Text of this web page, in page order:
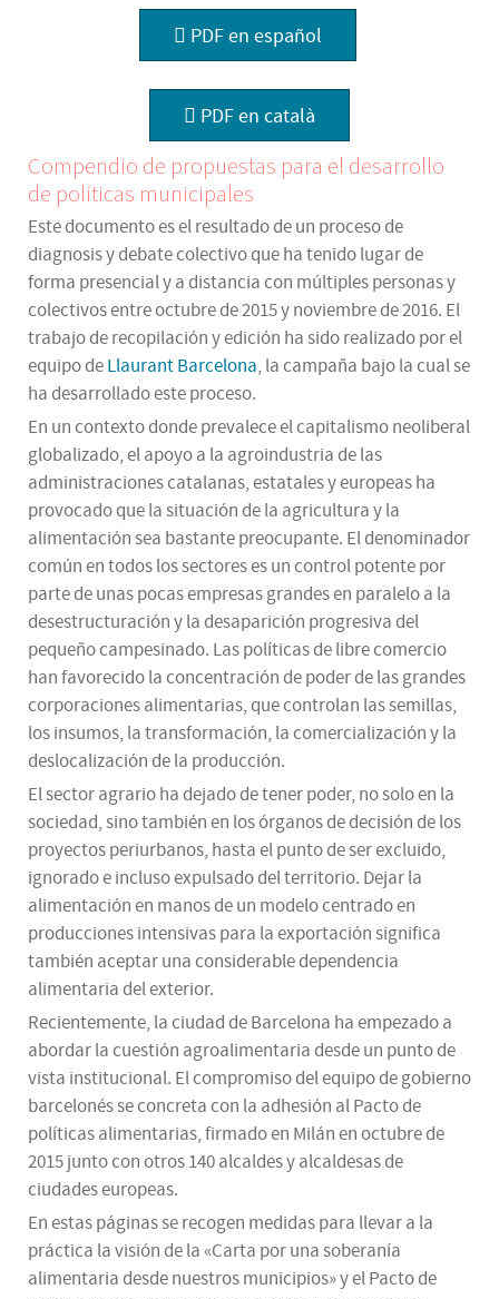
PDF en español
PDF en català
Compendio de propuestas para el desarrollo
de políticas municipales
Este documento es el resultado de un proceso de
diagnosis y debate colectivo que ha tenido lugar de
forma presencial y a distancia con múltiples personas y
colectivos entre octubre de 2015 y noviembre de 2016. El
trabajo de recopilación y edición ha sido realizado por el
equipo deLlaurant Barcelona, la campaña bajo la cual se
ha desarrollado este proceso.
En un contexto donde prevalece el capitalismo neoliberal
globalizado, el apoyo a la agroindustria de las
administraciones catalanas, estatales y europeas ha
provocado que la situación de la agricultura y la
alimentación sea bastante preocupante. El denominador
común en todos los sectores es un control potente por
parte de unas pocas empresas grandes en paralelo a la
desestructuración y la desaparición progresiva del
pequeño campesinado. Las políticas de libre comercio
han favorecido la concentración de poder de las grandes
corporaciones alimentarias, que controlan las semillas,
los insumos, la transformación, la comercialización y la
deslocalización de la producción.
El sector agrario ha dejado de tener poder, no solo en la
sociedad, sino también en los órganos de decisión de los
proyectos periurbanos, hasta el punto de ser excluido,
ignorado e incluso expulsado del territorio. Dejar la
alimentación en manos de un modelo centrado en
producciones intensivas para la exportación significa
también aceptar una considerable dependencia
alimentaria del exterior.
Recientemente, la ciudad de Barcelona ha empezado a
abordar la cuestión agroalimentaria desde un punto de
vista institucional. El compromiso del equipo de gobierno
barcelonés se concreta con la adhesión al Pacto de
políticas alimentarias, firmado en Milán en octubre de
2015 junto con otros 140 alcaldes y alcaldesas de
ciudades europeas.
En estas páginas se recogen medidas para llevar a la
práctica la visión de la «Carta por una soberanía
alimentaria desde nuestros municipios» y el Pacto de